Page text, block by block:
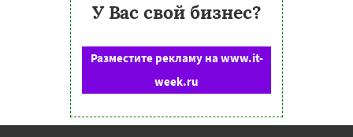
У Вас свой бизнес?
Разместите рекламу на www.it-
week.ru